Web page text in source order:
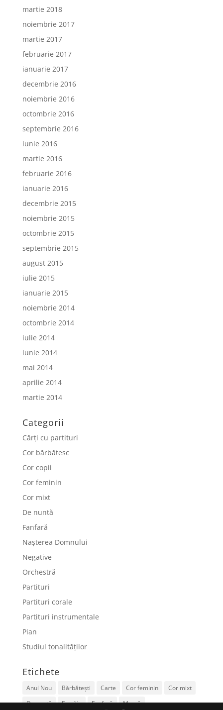
martie 2018
noiembrie 2017
martie 2017
februarie 2017
ianuarie 2017
decembrie 2016
noiembrie 2016
octombrie 2016
septembrie 2016
iunie 2016
martie 2016
februarie 2016
ianuarie 2016
decembrie 2015
noiembrie 2015
octombrie 2015
septembrie 2015
august 2015
iulie 2015
ianuarie 2015
noiembrie 2014
octombrie 2014
iulie 2014
iunie 2014
mai 2014
aprilie 2014
martie 2014
Categorii
Cărți cu partituri
Cor bărbătesc
Cor copii
Cor feminin
Cor mixt
De nuntă
Fanfară
Nașterea Domnului
Negative
Orchestră
Partituri
Partituri corale
Partituri instrumentale
Pian
Studiul tonalităților
Etichete
Anul Nou Bărbătești Carte Cor feminin
Cor mixt
De nuntă
Familie Fanfară Mamă